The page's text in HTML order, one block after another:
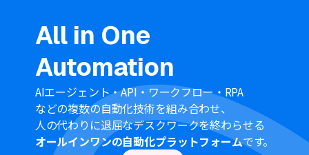
い。
トリガーは5分、10分、15分、30分、60分の間隔で起動
間隔を選択できます。
プランによって最短の起動間隔が異なりますので、ご注意
ください。
Microsoft365（旧Office365）には、家庭向けプランと一
般法人向けプラン（Microsoft365 Business）があり、一
般法人向けプランに加入していない場合には認証に失敗
する可能性があります。
All in One
Automation
AIエージェント・API・ワークフロー・RPA
などの複数の自動化技術を組み合わせ、
人の代わりに退屈なデスクワークを終わらせる
オールインワンの自動化プラットフォームです。